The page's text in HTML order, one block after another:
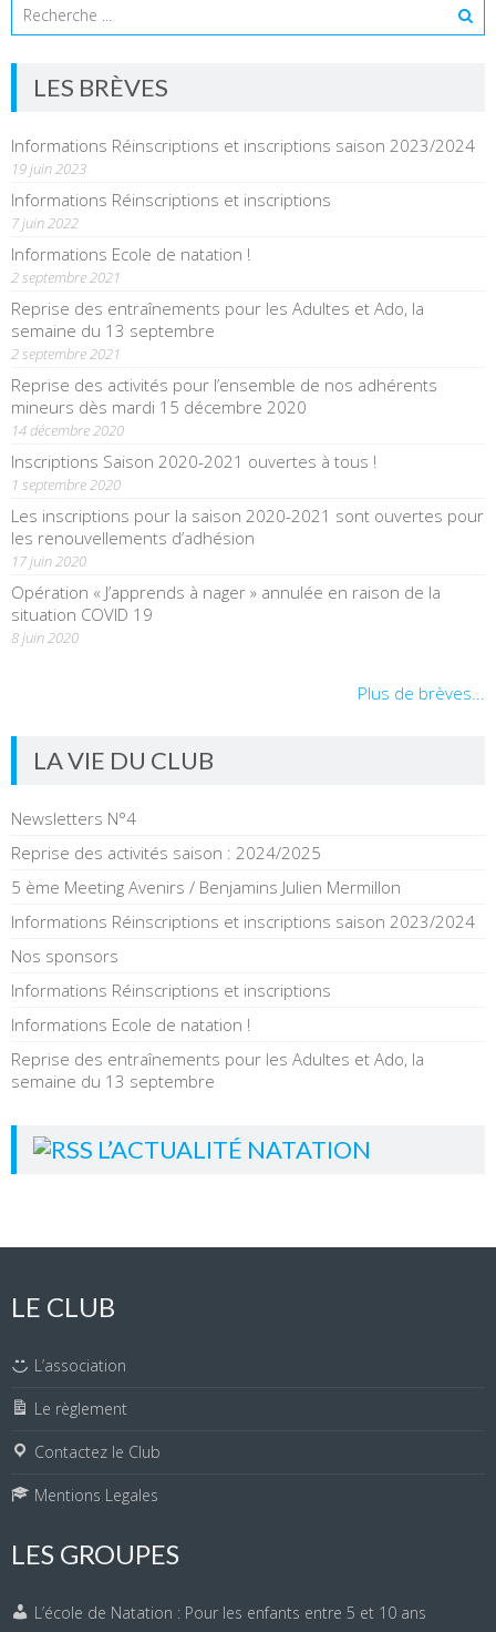
LES BRÈVES
Informations Réinscriptions et inscriptions saison 2023/2024
19 juin 2023
Informations Réinscriptions et inscriptions
7 juin 2022
Informations Ecole de natation !
2 septembre 2021
Reprise des entraînements pour les Adultes et Ado, la
semaine du 13 septembre
2 septembre 2021
Reprise des activités pour l’ensemble de nos adhérents
mineurs dès mardi 15 décembre 2020
14 décembre 2020
Inscriptions Saison 2020-2021 ouvertes à tous !
1 septembre 2020
Les inscriptions pour la saison 2020-2021 sont ouvertes pour
les renouvellements d’adhésion
17 juin 2020
Opération « J’apprends à nager » annulée en raison de la
situation COVID 19
8 juin 2020
Plus de brèves...
LA VIE DU CLUB
Newsletters N°4
Reprise des activités saison : 2024/2025
5 ème Meeting Avenirs / Benjamins Julien Mermillon
Informations Réinscriptions et inscriptions saison 2023/2024
Nos sponsors
Informations Réinscriptions et inscriptions
Informations Ecole de natation !
Reprise des entraînements pour les Adultes et Ado, la
semaine du 13 septembre
L’ACTUALITÉ NATATION
LE CLUB
L’association
Le règlement
Contactez le Club
Mentions Legales
LES GROUPES
L’école de Natation : Pour les enfants entre 5 et 10 ans